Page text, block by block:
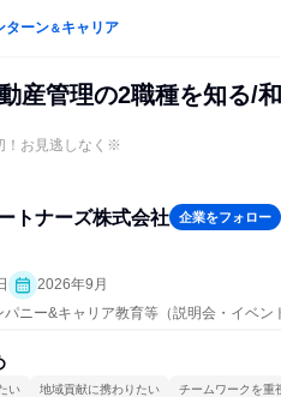
ターン＆キャリア
産管理の2職種を知る/
！お見逃しなく※
トナーズ株式会社 企業をフォロー
2026年9月
ニー&キャリア教育等（説明会・イベ
い 地域貢献に携わりたい チームワークを重